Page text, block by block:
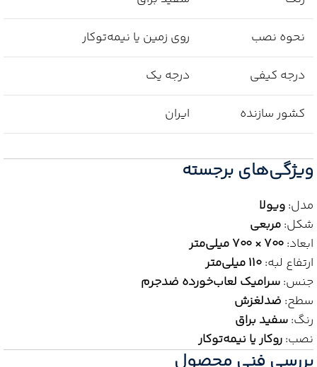
نحوه نصب روی زمین یا نیمه‌توکار
درجه کیفی درجه یک
کشور سازنده ایران
ویژگی‌های برجسته
مدل:ویولا
شکل:مربعی
ابعاد:۷۰۰ × ۷۰۰ میلی‌متر
ارتفاع لبه:۱۱۰ میلی‌متر
جنس:سرامیک لعاب‌خورده ضدجرم
سطح: ضدلغزش
رنگ:سفید براق
نصب:روکار یا نیمه‌توکار
بررسی فنی محصول